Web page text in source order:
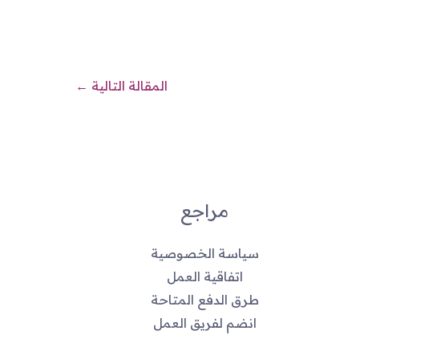
المقالة التالية ←
مراجع
سياسة الخصوصية
اتفاقية العمل
طرق الدفع المتاحة
انضم لفريق العمل